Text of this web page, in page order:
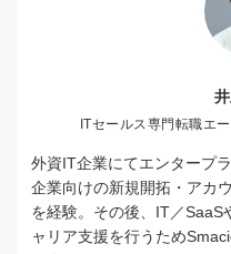
ITセールス専門転職エ
外資IT企業にてエンタープ
企業向けの新規開拓・アカ
を経験。その後、IT／SaaS
ャリア支援を行うため